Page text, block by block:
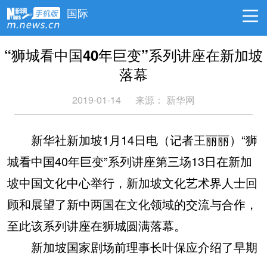
国际
“狮城看中国40年巨变”系列讲座在新加坡
落幕
2019-01-14 来源： 新华网
新华社新加坡1月14日电（记者王丽丽）“狮
城看中国40年巨变”系列讲座第三场13日在新加
坡中国文化中心举行，新加坡文化艺术界人士回
顾和展望了新中两国在文化领域的交流与合作，
至此该系列讲座在狮城圆满落幕。
新加坡国家剧场前理事长叶保应介绍了早期